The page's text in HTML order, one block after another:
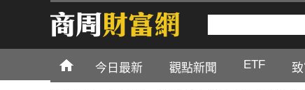
今日最新 觀點新聞 ETF